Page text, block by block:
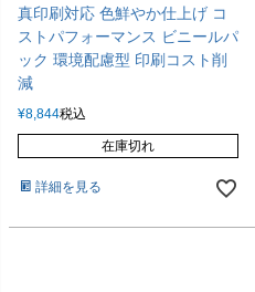
真印刷対応 色鮮やか仕上げ コ
ストパフォーマンス ビニールパ
ック 環境配慮型 印刷コスト削
減
¥8,844税込
在庫切れ
詳細を見る